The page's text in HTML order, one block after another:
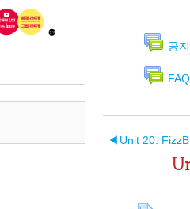
공
FAQ
◀︎ Unit 20.